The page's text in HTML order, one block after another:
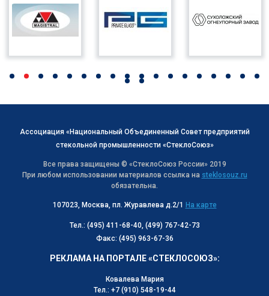
Ассоциация «Национальный Объединенный Совет предприятий
стекольной промышленности «СтеклоСоюз»
Все права защищены © «СтеклоСоюз Роcсии» 2019
При любом использовании материалов ссылка на steklosouz.ru
обязательна.
107023, Москва, пл. Журавлева д.2/1 На карте
Тел.: (495) 411-68-40, (499) 767-42-73
Факс: (495) 963-67-36
РЕКЛАМА НА ПОРТАЛЕ «СТЕКЛОСОЮЗ»:
Ковалева Мария
Тел.: +7 (910) 548-19-44